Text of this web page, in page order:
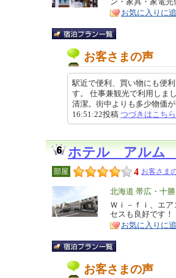
ア
徴
お気に入りに
お客さまの声
駅近で便利、買い物にも便
す。 仕事兼観光で利用しま
清潔。街中よりも多少物価
16:51:22投稿 つづきはこちら
ホテル アルム
部屋 4 お客さま
エ
リ
ア
北海道 帯広・十勝
特
徴
Ｗｉ－ｆｉ、エ
セスも良好です！
お気に入りに
お客さまの声